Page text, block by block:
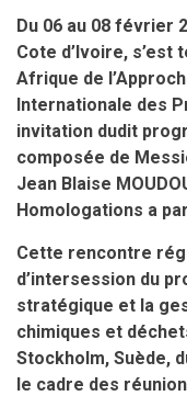
Du 06 au 08 février
Cote d’Ivoire, s’est
Afrique de
Internationale des
invitation dudit
composée de
Jean Blaise
Homologations a
Cette rencontre
d’intersession du
stratégique et la
chimiques et
Stockholm, Suède,
le cadre des